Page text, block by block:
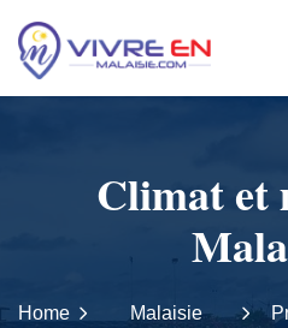
Climat et
Home
Malaisie